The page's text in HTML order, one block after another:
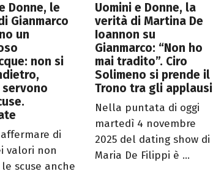
Donne, le
Gianmarco
un
non si
di
valori non
scuse anche
Uomini e Donne, la
verità di Martina De
Ioannon su
Gianmarco: “Non ho
mai tradito”. Ciro
Solimeno si prende il
Trono tra gli applausi
Nella puntata di oggi
martedì 4 novembre
2025 del dating show di
Maria De Filippi è ...